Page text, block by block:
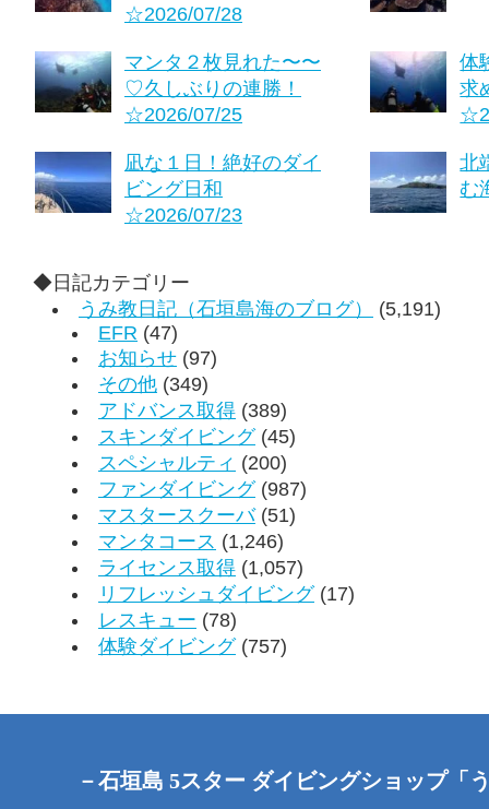
☆2026/07/28
マンタ２枚見れた〜〜
♡久しぶりの連勝！
☆2026/07/25
体
求
凪な１日！絶好のダイ
ビング日和
☆2026/07/23
北
む
◆日記カテゴリー
うみ教日記（石垣島海のブログ）
(5,191)
EFR (47)
お知らせ (97)
その他 (349)
アドバンス取得 (389)
スキンダイビング(45)
スペシャルティ (200)
ファンダイビング(987)
マスタースクーバ(51)
マンタコース (1,246)
ライセンス取得 (1,057)
リフレッシュダイビング(17)
レスキュー (78)
体験ダイビング(757)
－石垣島 5スター ダイビングショップ「